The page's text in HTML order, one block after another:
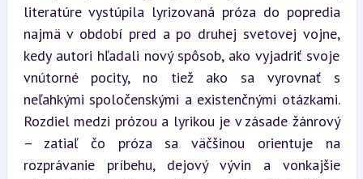
literatúre vystúpila lyrizovaná próza do popredia
najmä v období pred a po druhej svetovej vojne,
kedy autori hľadali nový spôsob, ako vyjadriť svoje
vnútorné pocity, no tiež ako sa vyrovnať s
neľahkými spoločenskými a existenčnými otázkami.
Rozdiel medzi prózou a lyrikou je v zásade žánrový
– zatiaľ čo próza sa väčšinou orientuje na
rozprávanie príbehu, dejový vývin a vonkajšie